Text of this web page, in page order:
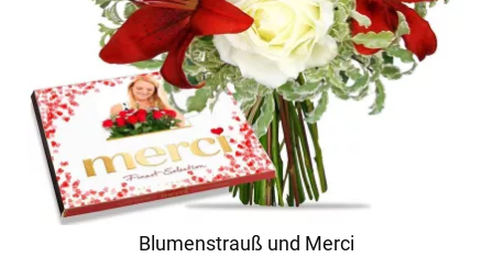
Blumenstrauß und Merci